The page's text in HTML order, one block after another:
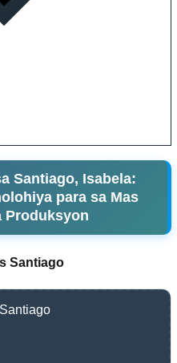
Santiago, Isabela:
para sa Mas
Produksyon
Santiago